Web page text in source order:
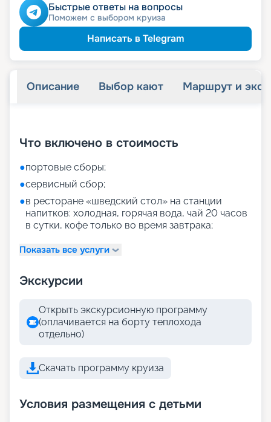
Быстрые ответы на вопросы
Поможем с выбором круиза
Написать в Telegram
Описание Выбор кают Маршрут и
Что включено в стоимость
●портовые сборы;
●сервисный сбор;
●в ресторане «шведский стол» на станции
напитков: холодная, горячая вода, чай 20 часов
в сутки, кофе только во время завтрака;
Показать все услуги
Экскурсии
Открыть экскурсионную программу
(оплачивается на борту теплохода
отдельно)
Скачать программу круиза
Условия размещения с детьми